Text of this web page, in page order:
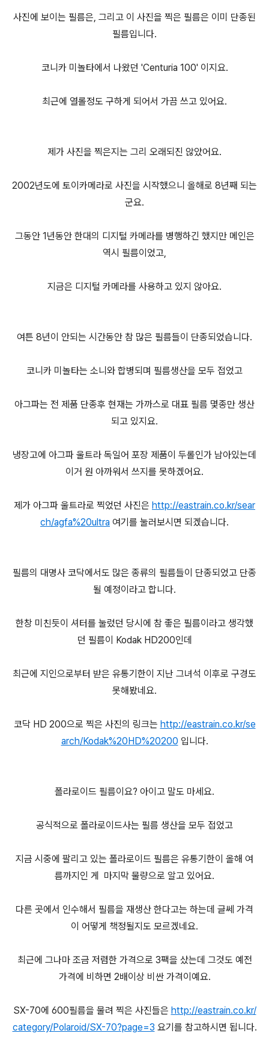
사진에 보이는 필름은, 그리고 이 사진을 찍은 필름은 이미 단종된
필름입니다.
코니카 미놀타에서 나왔던 'Centuria 100' 이지요.
최근에 열롤정도 구하게 되어서 가끔 쓰고 있어요.
제가 사진을 찍은지는 그리 오래되진 않았어요.
2002년도에 토이카메라로 사진을 시작했으니 올해로 8년째 되는
군요.
그동안 1년동안 한대의 디지털 카메라를 병행하긴 했지만 메인은
역시 필름이었고,
지금은 디지털 카메라를 사용하고 있지 않아요.
여튼 8년이 안되는 시간동안 참 많은 필름들이 단종되었습니다.
코니카 미놀타는 소니와 합병되며 필름생산을 모두 접었고
아그파는 전 제품 단종후 현재는 가까스로 대표 필름 몇종만 생산
되고 있지요.
냉장고에 아그파 울트라 독일어 포장 제품이 두롤인가 남아있는데
이거 원 아까워서 쓰지를 못하겠어요.
제가 아그파 울트라로 찍었던 사진은 http://eastrain.co.kr/sear
ch/agfa%20ultra 여기를 눌러보시면 되겠습니다.
필름의 대명사 코닥에서도 많은 종류의 필름들이 단종되었고 단종
될 예정이라고 합니다.
한창 미친듯이 셔터를 눌렀던 당시에 참 좋은 필름이라고 생각했
던 필름이 Kodak HD200인데
최근에 지인으로부터 받은 유통기한이 지난 그녀석 이후로 구경도
못해봤네요.
코닥 HD 200으로 찍은 사진의 링크는 http://eastrain.co.kr/se
arch/Kodak%20HD%20200 입니다.
폴라로이드 필름이요? 아이고 말도 마세요.
공식적으로 폴라로이드사는 필름 생산을 모두 접었고
지금 시중에 팔리고 있는 폴라로이드 필름은 유통기한이 올해 여
름까지인 게 마지막 물량으로 알고 있어요.
다른 곳에서 인수해서 필름을 재생산 한다고는 하는데 글쎄 가격
이 어떻게 책정될지도 모르겠네요.
최근에 그나마 조금 저렴한 가격으로 3팩을 샀는데 그것도 예전
가격에 비하면 2배이상 비싼 가격이예요.
SX-70에 600필름을 물려 찍은 사진들은 http://eastrain.co.kr/
category/Polaroid/SX-70?page=3 요기를 참고하시면 됩니다.